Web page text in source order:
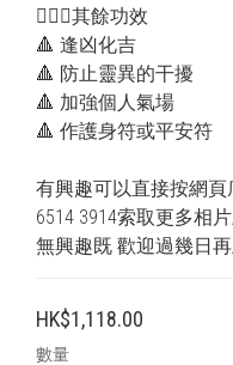
💁🏻‍♂️其餘功效
🔺 逢凶化吉
🔺 防止靈異的干擾
🔺 加強個人氣場
🔺 作護身符或平安符
有興趣可以直接按網頁
6514 3914索取更多相
無興趣既 歡迎過幾日
HK$1,118.00
數量